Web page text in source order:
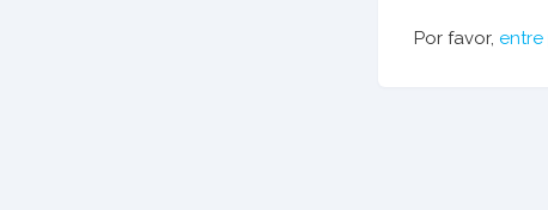
Por favor, entre